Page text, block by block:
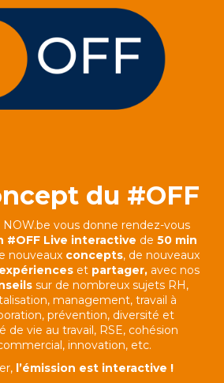
du #OFF
NOW.be vous donne rendez-vous
#OFF Live interactive de 50 min
nouveauxconcepts, de nouveaux
expériences et partager, avec nos
sur de nombreux sujets RH,
management, travail à
prévention, diversité et
de vie au travail, RSE, cohésion
innovation, etc.
l’émission est interactive !